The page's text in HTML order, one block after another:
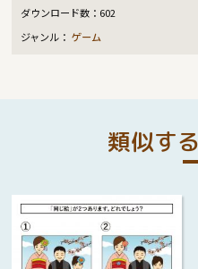
ダウンロード数： 602
ジャンル：ゲーム
類似す